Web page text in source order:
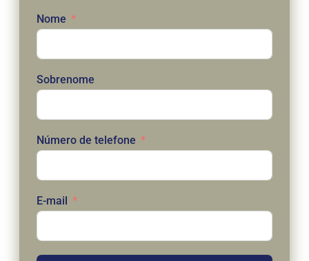
Nome
Sobrenome
Número de telefone
E-mail